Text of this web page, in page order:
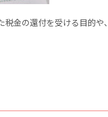
税金の還付を受ける目的や